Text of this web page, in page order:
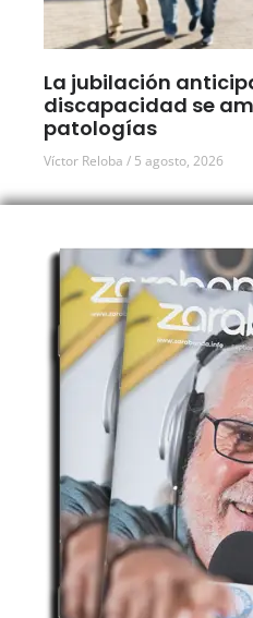
La jubilación
discapacidad se
patologías
Víctor Reloba 5 agosto, 2026